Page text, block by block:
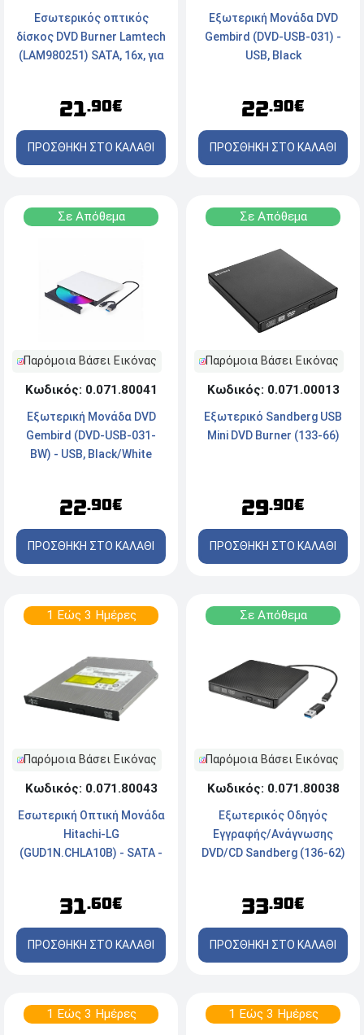
Εσωτερικός οπτικός
δίσκος DVD Burner Lamtech
(LAM980251) SATA, 16x, για
21.90€
ΠΡΟΣΘΗΚΗ ΣΤΟ ΚΑΛΑΘΙ
Εξωτερική Μονάδα DVD
Gembird (DVD-USB-031) -
USB, Black
22.90€
ΠΡΟΣΘΗΚΗ ΣΤΟ ΚΑΛΑΘΙ
Σε Απόθεμα
Παρόμοια Βάσει Εικόνας
Κωδικός: 0.071.80041
Εξωτερική Μονάδα DVD
Gembird (DVD-USB-031-
BW) - USB, Black/White
22.90€
ΠΡΟΣΘΗΚΗ ΣΤΟ ΚΑΛΑΘΙ
Σε Απόθεμα
Παρόμοια Βάσει Εικόνας
Κωδικός: 0.071.00013
Εξωτερικό Sandberg USB
Mini DVD Burner (133-66)
29.90€
ΠΡΟΣΘΗΚΗ ΣΤΟ ΚΑΛΑΘΙ
1 Εώς 3 Ημέρες
Παρόμοια Βάσει Εικόνας
Κωδικός: 0.071.80043
Εσωτερική Οπτική Μονάδα
Hitachi-LG
(GUD1N.CHLA10B) - SATA -
31.60€
ΠΡΟΣΘΗΚΗ ΣΤΟ ΚΑΛΑΘΙ
Σε Απόθεμα
Παρόμοια Βάσει Εικόνας
Κωδικός: 0.071.80038
Εξωτερικός Οδηγός
Εγγραφής/Ανάγνωσης
DVD/CD Sandberg (136-62)
33.90€
ΠΡΟΣΘΗΚΗ ΣΤΟ ΚΑΛΑΘΙ
1 Εώς 3 Ημέρες 1 Εώς 3 Ημέρες